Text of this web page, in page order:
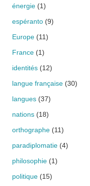
énergie (1)
espéranto (9)
Europe (11)
France (1)
identités (12)
langue française (30)
langues (37)
nations (18)
orthographe (11)
paradiplomatie (4)
philosophie (1)
politique (15)